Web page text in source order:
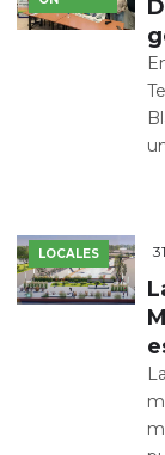
LOCALES